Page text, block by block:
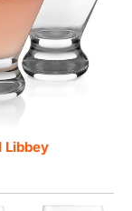
Libbey